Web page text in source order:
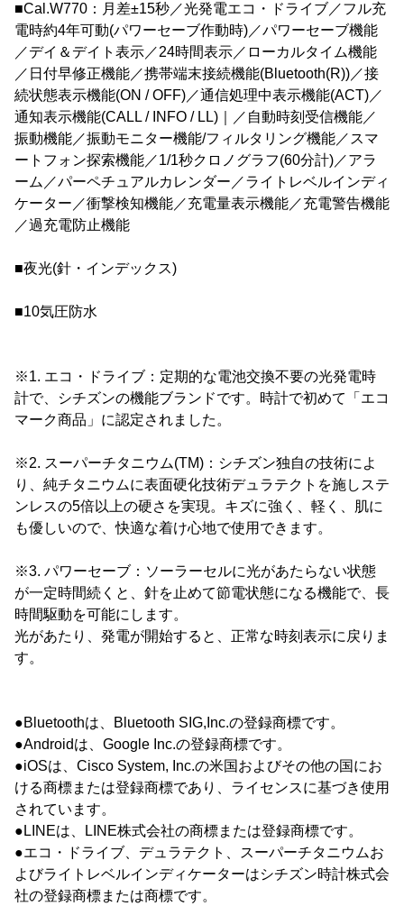
■Cal.W770：月差±15秒／光発電エコ・ドライブ／フル充
電時約4年可動(パワーセーブ作動時)／パワーセーブ機能
／デイ＆デイト表示／24時間表示／ローカルタイム機能
／日付早修正機能／携帯端末接続機能(Bluetooth(R))／接
続状態表示機能(ON / OFF)／通信処理中表示機能(ACT)／
通知表示機能(CALL / INFO / LL)｜／自動時刻受信機能／
振動機能／振動モニター機能/フィルタリング機能／スマ
ートフォン探索機能／1/1秒クロノグラフ(60分計)／アラ
ーム／パーペチュアルカレンダー／ライトレベルインディ
ケーター／衝撃検知機能／充電量表示機能／充電警告機能
／過充電防止機能
■夜光(針・インデックス)
■10気圧防水
※1. エコ・ドライブ：定期的な電池交換不要の光発電時
計で、シチズンの機能ブランドです。時計で初めて「エコ
マーク商品」に認定されました。
※2. スーパーチタニウム(TM)：シチズン独自の技術によ
り、純チタニウムに表面硬化技術デュラテクトを施しステ
ンレスの5倍以上の硬さを実現。キズに強く、軽く、肌に
も優しいので、快適な着け心地で使用できます。
※3. パワーセーブ：ソーラーセルに光があたらない状態
が一定時間続くと、針を止めて節電状態になる機能で、長
時間駆動を可能にします。
光があたり、発電が開始すると、正常な時刻表示に戻りま
す。
●Bluetoothは、Bluetooth SIG,Inc.の登録商標です。
●Androidは、Google Inc.の登録商標です。
●iOSは、Cisco System, Inc.の米国およびその他の国にお
ける商標または登録商標であり、ライセンスに基づき使用
されています。
●LINEは、LINE株式会社の商標または登録商標です。
●エコ・ドライブ、デュラテクト、スーパーチタニウムお
よびライトレベルインディケーターはシチズン時計株式会
社の登録商標または商標です。